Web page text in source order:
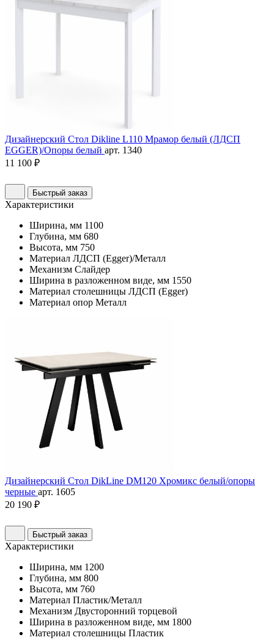
Дизайнерский Стол Dikline L110 Мрамор белый (ЛДСП
EGGER)/Опоры белый арт. 1340
11 100 ₽
Быстрый заказ
Характеристики
Ширина, мм 1100
Глубина, мм 680
Высота, мм 750
Материал ЛДСП (Egger)/Металл
Механизм Слайдер
Ширина в разложенном виде, мм 1550
Материал столешницы ЛДСП (Egger)
Материал опор Металл
Дизайнерский Стол DikLine DM120 Хромикс белый/опоры
черные арт. 1605
20 190 ₽
Быстрый заказ
Характеристики
Ширина, мм 1200
Глубина, мм 800
Высота, мм 760
Материал Пластик/Металл
Механизм Двусторонний торцевой
Ширина в разложенном виде, мм 1800
Материал столешницы Пластик